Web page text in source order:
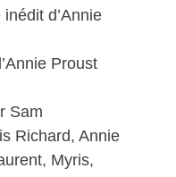
d’Annie
Proust
Sam
Richard, Annie
Myris,